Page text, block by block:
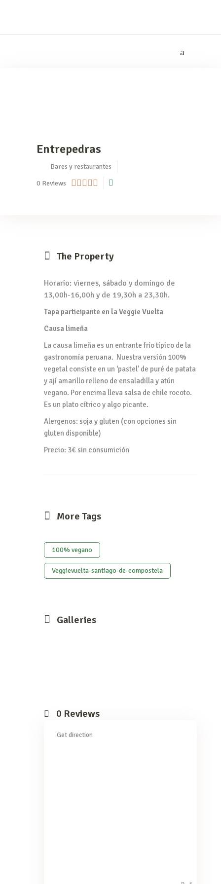
Entrepedras
Bares y restaurantes
0 Reviews
The Property
Horario: viernes, sábado y domingo de
13,00h-16,00h y de 19,30h a 23,30h.
Tapa participante en la Veggie Vuelta
Causa limeña
La causa limeña es un entrante frío típico de la
gastronomía peruana. Nuestra versión 100%
vegetal consiste en un ‘pastel’ de puré de patata
y ají amarillo relleno de ensaladilla y atún
vegano. Por encima lleva salsa de chile rocoto.
Es un plato cítrico y algo picante.
Alergenos: soja y gluten (con opciones sin
gluten disponible)
Precio: 3€ sin consumición
More Tags
100% vegano
Veggievuelta-santiago-de-compostela
Galleries
0 Reviews
Get direction